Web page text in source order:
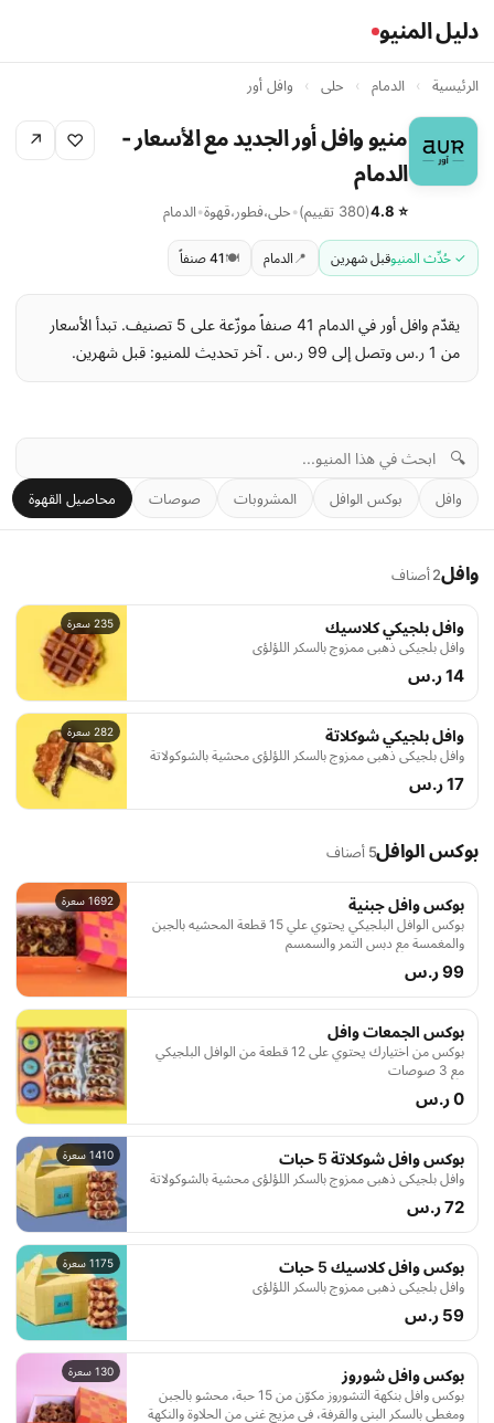
دليل المنيو
الرئيسية › الدمام › حلى › وافل أور
منيو وافل أور الجديد مع الأسعار -
الدمام
⭐ 4.8 (380 تقييم) •حلى،فطور،قهوة•الدمام
♡
↗
✓ حُدِّث المنيوقبل شهرين 📍 الدمام 🍽️41 صنفاً
يقدّم وافل أور في الدمام 41 صنفاً موزّعة على 5 تصنيف. تبدأ الأسعار
من 1 ر.س وتصل إلى 99 ر.س . آخر تحديث للمنيو: قبل شهرين.
🔍
وافل بوكس الوافل المشروبات صوصات محاصيل القهوة
وافل2 أصناف
235 سعرة وافل بلجيكي كلاسيك
وافل بلجيكي ذهبي ممزوج بالسكر اللؤلؤي
14 ر.س
282 سعرة وافل بلجيكي شوكلاتة
وافل بلجيكي ذهبي ممزوج بالسكر اللؤلؤي محشية بالشوكولاتة
17 ر.س
بوكس الوافل5 أصناف
1692 سعرة بوكس وافل جبنية
بوكس الوافل البلجيكي يحتوي علي 15 قطعة المحشيه بالجبن
والمغمسة مع دبس التمر والسمسم
99 ر.س
بوكس الجمعات وافل
بوكس من اختيارك يحتوي على 12 قطعة من الوافل البلجيكي
مع 3 صوصات
0 ر.س
1410 سعرة بوكس وافل شوكلاتة 5 حبات
وافل بلجيكي ذهبي ممزوج بالسكر اللؤلؤي محشية بالشوكولاتة
72 ر.س
1175 سعرة بوكس وافل كلاسيك 5 حبات
وافل بلجيكي ذهبي ممزوج بالسكر اللؤلؤي
59 ر.س
130 سعرة بوكس وافل شوروز
بوكس وافل بنكهة التشوروز مكوّن من 15 حبة، محشو بالجبن
ومغطى بالسكر البني والقرفة، في مزيج غني من الحلاوة والنكهة